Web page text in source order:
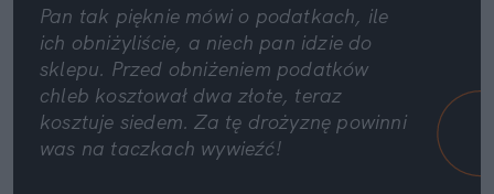
Pan tak pięknie mówi o podatkach, ile
ich obniżyliście, a niech pan idzie do
sklepu. Przed obniżeniem podatków
chleb kosztował dwa złote, teraz
kosztuje siedem. Za tę drożyznę powinni
was na taczkach wywieźć!